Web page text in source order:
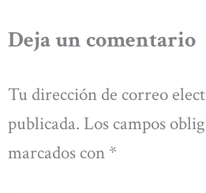
Deja un comentario
Tu dirección de correo
publicada. Los campos
marcados con *